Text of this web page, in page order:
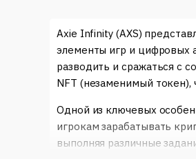
Axie Infinity (AXS)
элементы игр и цифровых
разводить и сражаться с
NFT (незаменимый токен),
Одной из ключевых
игрокам зарабатывать
выполняя различные